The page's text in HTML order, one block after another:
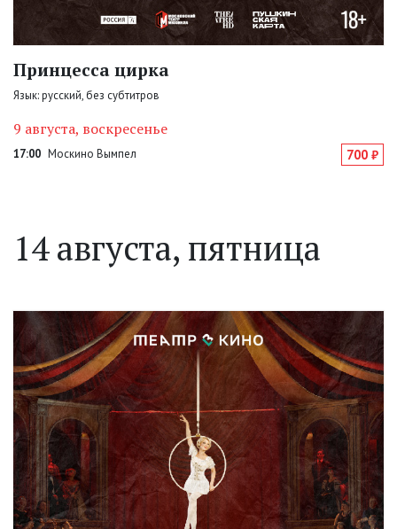
Принцесса цирка
Язык: русский, без субтитров
9 августа, воскресенье
17:00 Москино Вымпел 700 ₽
14 августа, пятница